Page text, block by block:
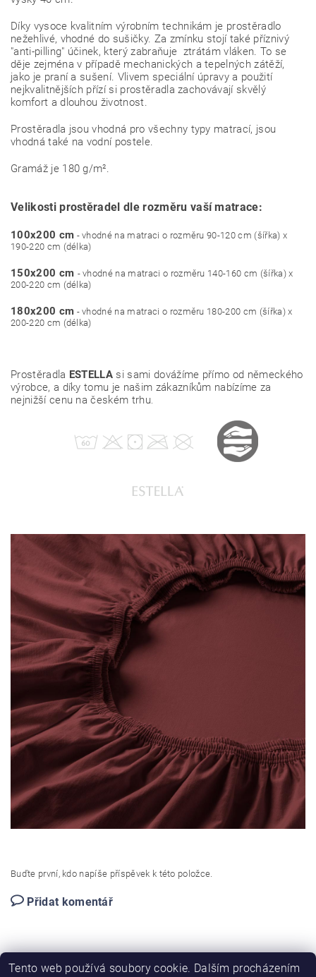
Díky vysoce kvalitním výrobním technikám je prostěradlo
nežehlivé, vhodné do sušičky. Za zmínku stojí také příznivý
"anti-pilling" účinek, který zabraňuje ztrátám vláken. To se
děje zejména v případě mechanických a tepelných zátěží,
jako je praní a sušení. Vlivem speciální úpravy a použití
nejkvalitnějších přízí si prostěradla zachovávají skvělý
komfort a dlouhou životnost.
Prostěradla jsou vhodná pro všechny typy matrací, jsou
vhodná také na vodní postele.
Gramáž je 180 g/m².
Velikosti prostěradel dle rozměru vaší matrace:
100x200 cm - vhodné na matraci o rozměru 90-120 cm (šířka) x
190-220 cm (délka)
150x200 cm - vhodné na matraci o rozměru 140-160 cm (šířka) x
200-220 cm (délka)
180x200 cm - vhodné na matraci o rozměru 180-200 cm (šířka) x
200-220 cm (délka)
Prostěradla ESTELLA si sami dovážíme přímo od německého
výrobce, a díky tomu je našim zákazníkům nabízíme za
nejnižší cenu na českém trhu.
Buďte první, kdo napíše příspěvek k této položce.
Přidat komentář
Tento web používá soubory cookie. Dalším procházením